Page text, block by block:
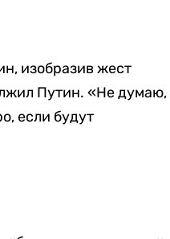
изобразив жест
Путин. «Не думаю,
если будут